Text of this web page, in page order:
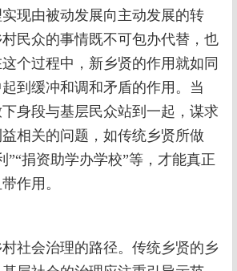
现由被动发展向主动发展的转
民众的事情既不可包办代替，也
个过程中，新乡贤的作用就如同
到缓冲和调和矛盾的作用。当
身段与基层民众站到一起，谋求
相关的问题，如传统乡贤所做
”“捐资助学办学校”等，才能真正
作用。
社会治理的路径。传统乡贤的乡